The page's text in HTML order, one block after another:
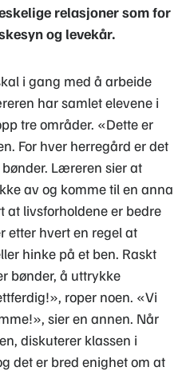
relasjoner som for
og levekår.
i gang med å arbeide
har samlet elevene i
tre områder. «Dette er
For hver herregård er det
Læreren sier at
av og komme til en anna
at livsforholdene er bedre
etter hvert en regel at
hinke på et ben. Raskt
bønder, å uttrykke
roper noen. «Vi
sier en annen. Når
diskuterer klassen i
det er bred enighet om at